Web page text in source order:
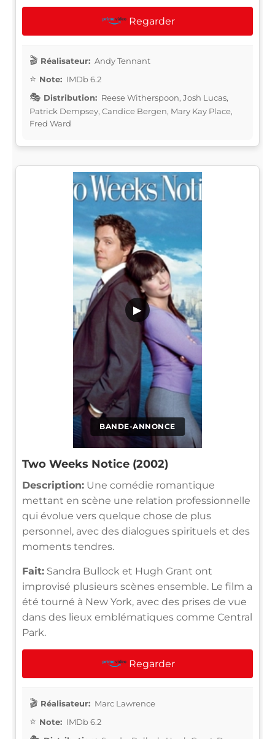
Regarder
Réalisateur: Andy Tennant
Note: IMDb 6.2
Distribution: Reese Witherspoon, Josh Lucas,
Patrick Dempsey, Candice Bergen, Mary Kay Place,
Fred Ward
BANDE-ANNONCE
▶
Two Weeks Notice (2002)
Description: Une comédie romantique
mettant en scène une relation professionnelle
qui évolue vers quelque chose de plus
personnel, avec des dialogues spirituels et des
moments tendres.
Fait: Sandra Bullock et Hugh Grant ont
improvisé plusieurs scènes ensemble. Le film a
été tourné à New York, avec des prises de vue
dans des lieux emblématiques comme Central
Park.
Regarder
Réalisateur: Marc Lawrence
Note: IMDb 6.2